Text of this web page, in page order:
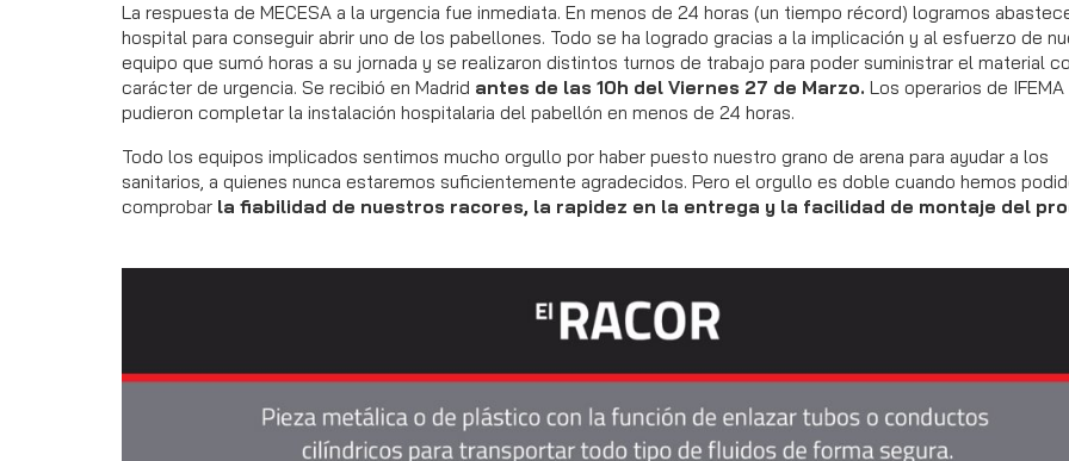
La respuesta de MECESA a la urgencia fue inmediata. En menos de 24 horas (un tiempo récord) logramos
hospital para conseguir abrir uno de los pabellones. Todo se ha logrado gracias a la implicación y al esfuerzo de
equipo que sumó horas a su jornada y se realizaron distintos turnos de trabajo para poder suministrar el material
carácter de urgencia. Se recibió en Madrid antes de las 10h del Viernes 27 de Marzo. Los operarios de IFEMA
pudieron completar la instalación hospitalaria del pabellón en menos de 24 horas.
Todo los equipos implicados sentimos mucho orgullo por haber puesto nuestro grano de arena para ayudar a los
sanitarios, a quienes nunca estaremos suficientemente agradecidos. Pero el orgullo es doble cuando hemos
comprobar la fiabilidad de nuestros racores, la rapidez en la entrega y la facilidad de montaje del